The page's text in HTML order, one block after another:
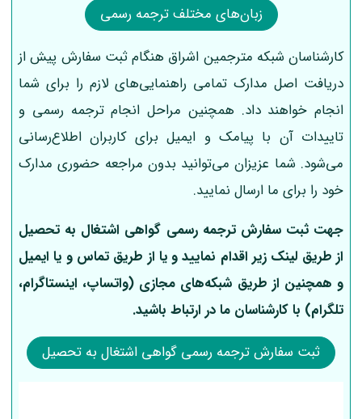
زبان‌های مختلف ترجمه رسمی
کارشناسان شبکه مترجمین اشراق هنگام ثبت سفارش پیش از
دریافت اصل مدارک تمامی راهنمایی‌های لازم را برای شما
انجام خواهند داد. همچنین مراحل انجام ترجمه رسمی و
تاییدات آن با پیامک و ایمیل برای کاربران اطلاع‌رسانی
می‌شود. شما عزیزان می‌توانید بدون مراجعه حضوری مدارک
خود را برای ما ارسال نمایید.
جهت ثبت سفارش ترجمه رسمی گواهی اشتغال به تحصیل
از طریق لینک‌ زیر اقدام نمایید و یا از طریق تماس و یا ایمیل
و همچنین از طریق شبکه‌های مجازی (واتساپ، اینستاگرام،
تلگرام) با کارشناسان ما در ارتباط باشید.
ثبت سفارش ترجمه رسمی گواهی اشتغال به تحصیل